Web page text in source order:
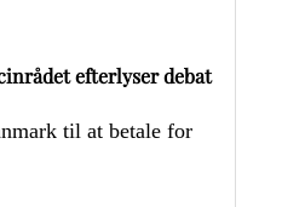
efterlyser debat